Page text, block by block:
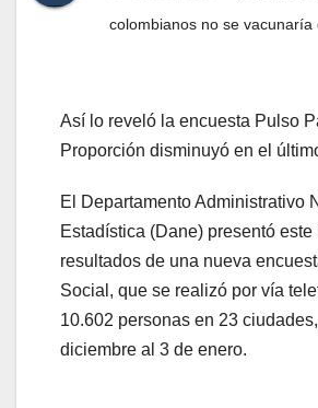
colombianos no se vacunaría
Así lo reveló la encuesta Pulso
Proporción disminuyó en el
El Departamento Administrativo
Estadística (Dane) presentó
resultados de una nueva
Social, que se realizó por vía
10.602 personas en 23
diciembre al 3 de enero.